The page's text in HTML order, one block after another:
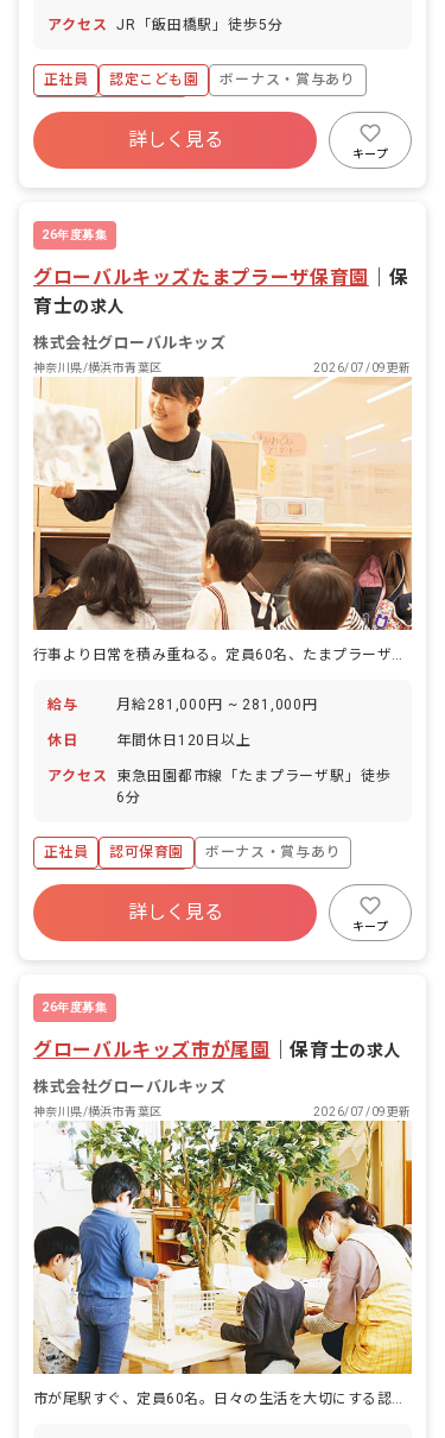
アクセス JR「飯田橋駅」徒歩5分
正社員 認定こども園
ボーナス・賞与あり
年間休日120日以上
寮・住宅・家賃補助あり
社会保険完備
詳しく見る
キープ
26年度募集
グローバルキッズたまプラーザ保育園
保
育士の求人
株式会社グローバルキッズ
神奈川県/横浜市青葉区 2026/07/09更新
行事より日常を積み重ねる。定員60名、たまプラーザで暮らしに寄り添う保育です。
給与 月給281,000円 ~ 281,000円
休日 年間休日120日以上
アクセス
東急田園都市線「たまプラーザ駅」徒歩
6分
正社員 認可保育園
ボーナス・賞与あり
年間休日120日以上
寮・住宅・家賃補助あり
社会保険完備
詳しく見る
キープ
26年度募集
グローバルキッズ市が尾園 ｜保育士の求人
株式会社グローバルキッズ
神奈川県/横浜市青葉区 2026/07/09更新
市が尾駅すぐ、定員60名。日々の生活を大切にする認可保育園です。